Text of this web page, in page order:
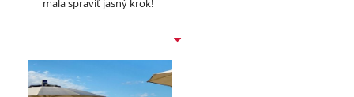
mala spraviť jasný krok!